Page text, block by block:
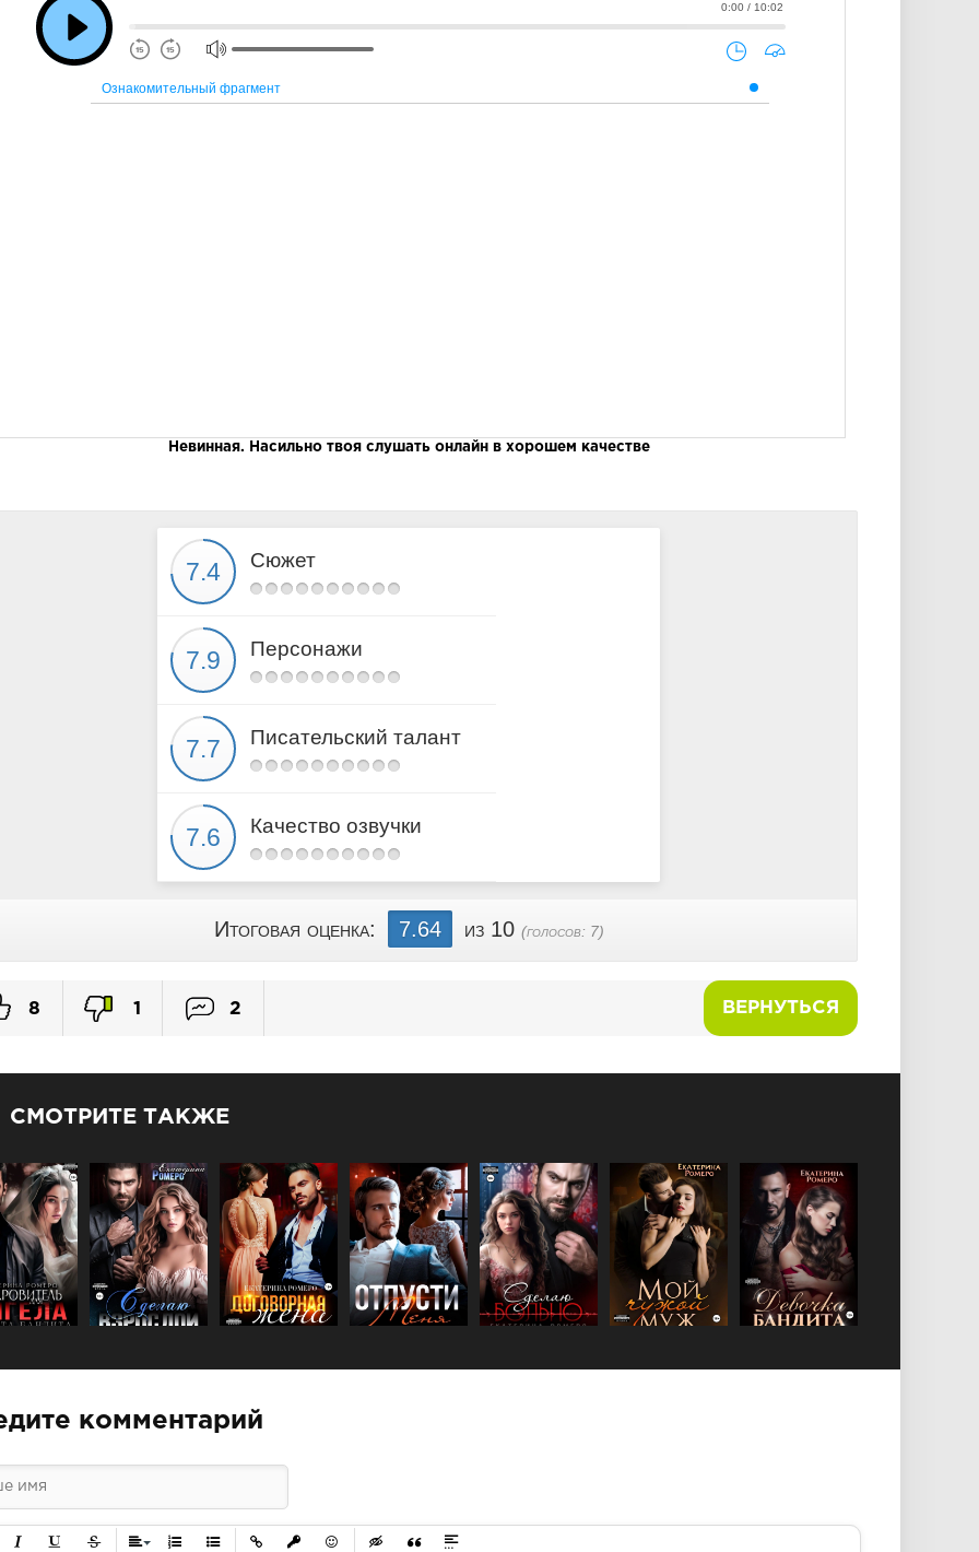
0:00 / 10:02
Ознакомительный фрагмент
Невинная. Насильно твоя слушать онлайн в хорошем качестве
Сюжет
Персонажи
Писательский талант
Качество озвучки
Итоговая оценка: 7.64 из 10 (голосов: 7)
ВЕРНУТЬСЯ
8 1 2
СМОТРИТЕ ТАКЖЕ
комментарий